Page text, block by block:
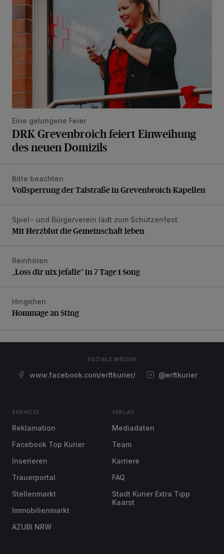
Eine gelungene Feier
DRK Grevenbroich feiert Einweihung
des neuen Domizils
Vollsperrung der Talstraße in Grevenbroich-Kapellen
Bitte beachten
Vollsperrung der Talstraße in Grevenbroich-Kapellen
Mit Herzblut die Gemeinschaft leben
Spiel- und Bürgerverein lädt zum Schützenfest
Mit Herzblut die Gemeinschaft leben
„Loss dir nix jefalle“ in 7 Tage 1 Song
Reinhören
„Loss dir nix jefalle“ in 7 Tage 1 Song
Hommage an Sting
Hingehen
Hommage an Sting
SOZIALE MEDIEN
www.facebook.com/erftkurier/ @erftkurier
SERVICES
Reklamation
Facebook Top Kurier
Inserieren
Trauerportal
Stellenmarkt
Immobilienmarkt
AZUBI NRW
VERLAG
Mediadaten
Team
Karriere
FAQ
Stadt Kurier Extra Tipp
Kaarst